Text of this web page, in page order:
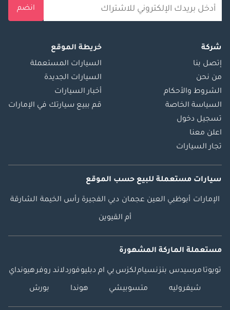
انضم
شركة
إتصل بنا
من نحن
الشروط والأحكام
السياسة الخاصة
تسجيل دخول
اعلن معنا
تجار السيارات
خريطة الموقع
السيارات المستعملة
السيارات الجديدة
أخبار السيارات
قم ببيع سيارتك في الإمارات
سيارات مستعملة للبيع حسب الموقع
الإمارات أبوظبي العين عجمان دبي الفجيرة رأس الخيمة الشارقة
أم القيوين
مستعملة الماركة المشهورة
تويوتا مرسيدس بنزنسياملكزس بي ام دبليوفوردلاند روفرهيونداي
شيفروليه متسوبيشي هوندا بورش